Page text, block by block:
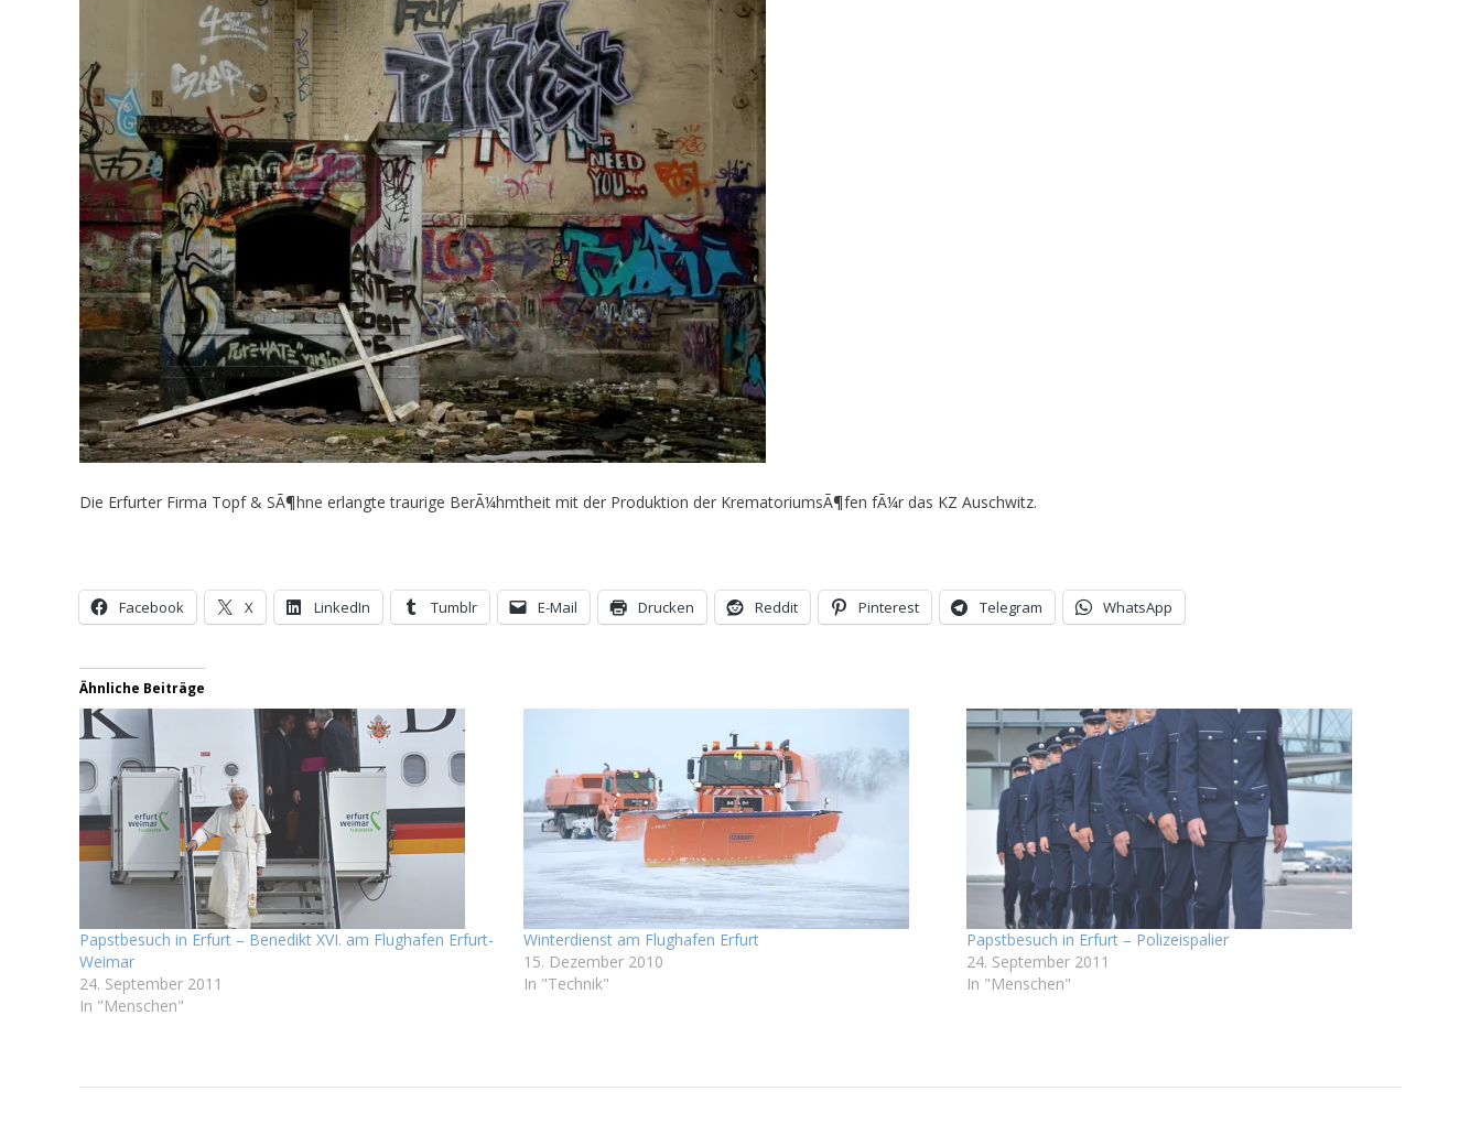
Die Erfurter Firma Topf & SÃ¶hne erlangte traurige BerÃ¼hmtheit mit der Produktion der KrematoriumsÃ¶fen fÃ¼r das KZ Auschwitz.
Facebook X LinkedIn Tumblr E-Mail Drucken Reddit Pinterest Telegram WhatsApp
Ähnliche Beiträge
Papstbesuch in Erfurt – Benedikt XVI. am Flughafen Erfurt-
Weimar
24. September 2011
In "Menschen"
Winterdienst am Flughafen Erfurt
15. Dezember 2010
In "Technik"
Papstbesuch in Erfurt – Polizeispalier
24. September 2011
In "Menschen"